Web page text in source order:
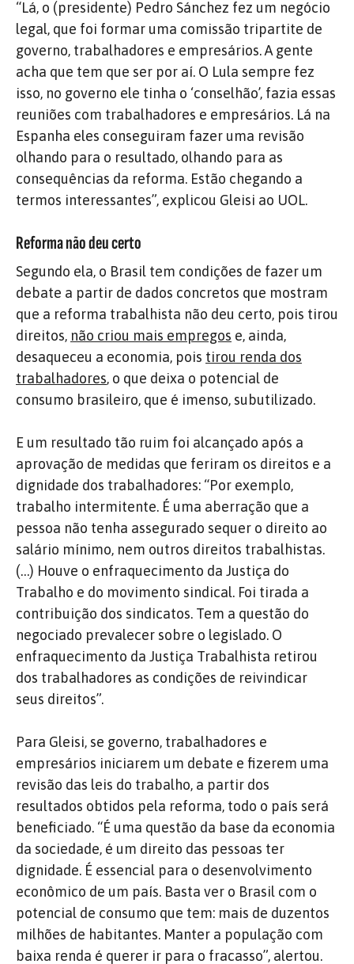
“Lá, o (presidente) Pedro Sánchez fez um negócio
legal, que foi formar uma comissão tripartite de
governo, trabalhadores e empresários. A gente
acha que tem que ser por aí. O Lula sempre fez
isso, no governo ele tinha o ‘conselhão’, fazia essas
reuniões com trabalhadores e empresários. Lá na
Espanha eles conseguiram fazer uma revisão
olhando para o resultado, olhando para as
consequências da reforma. Estão chegando a
termos interessantes”, explicou Gleisi ao UOL.
Reforma não deu certo
Segundo ela, o Brasil tem condições de fazer um
debate a partir de dados concretos que mostram
que a reforma trabalhista não deu certo, pois tirou
direitos, não criou mais empregos e, ainda,
desaqueceu a economia, pois tirou renda dos
trabalhadores, o que deixa o potencial de
consumo brasileiro, que é imenso, subutilizado.
E um resultado tão ruim foi alcançado após a
aprovação de medidas que feriram os direitos e a
dignidade dos trabalhadores: “Por exemplo,
trabalho intermitente. É uma aberração que a
pessoa não tenha assegurado sequer o direito ao
salário mínimo, nem outros direitos trabalhistas.
(…) Houve o enfraquecimento da Justiça do
Trabalho e do movimento sindical. Foi tirada a
contribuição dos sindicatos. Tem a questão do
negociado prevalecer sobre o legislado. O
enfraquecimento da Justiça Trabalhista retirou
dos trabalhadores as condições de reivindicar
seus direitos”.
Para Gleisi, se governo, trabalhadores e
empresários iniciarem um debate e fizerem uma
revisão das leis do trabalho, a partir dos
resultados obtidos pela reforma, todo o país será
beneficiado. “É uma questão da base da economia
da sociedade, é um direito das pessoas ter
dignidade. É essencial para o desenvolvimento
econômico de um país. Basta ver o Brasil com o
potencial de consumo que tem: mais de duzentos
milhões de habitantes. Manter a população com
baixa renda é querer ir para o fracasso”, alertou.